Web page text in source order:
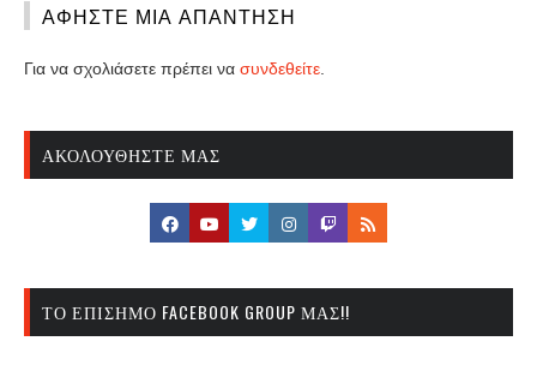
ΑΦΉΣΤΕ ΜΙΑ ΑΠΆΝΤΗΣΗ
Για να σχολιάσετε πρέπει να συνδεθείτε
ΑΚΟΛΟΥΘΉΣΤΕ ΜΑΣ
ΤΟ ΕΠΊΣΗΜΟ FACEBOOK GROUP ΜΑΣ!!